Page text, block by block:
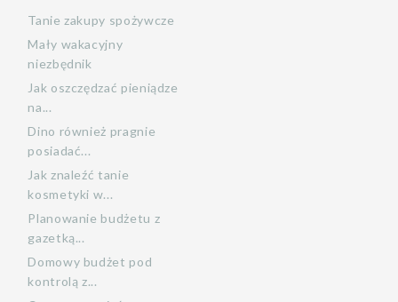
Tanie zakupy spożywcze
Mały wakacyjny
niezbędnik
Jak oszczędzać pieniądze
na...
Dino również pragnie
posiadać...
Jak znaleźć tanie
kosmetyki w...
Planowanie budżetu z
gazetką...
Domowy budżet pod
kontrolą z...